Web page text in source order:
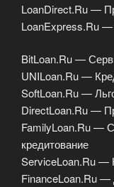
LoanDirect.Ru —
LoanExpress.Ru
BitLoan.Ru —
UNILoan.Ru —
SoftLoan.Ru —
DirectLoan.Ru —
FamilyLoan.Ru —
кредитование
ServiceLoan.Ru —
FinanceLoan.Ru